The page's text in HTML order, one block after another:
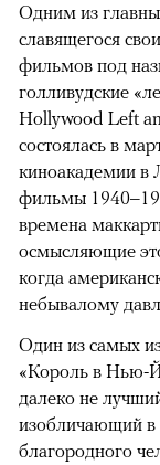
Одним из
славящегося
фильмов под
голливудские
Hollywood Left
состоялась в
киноакадемии в
фильмы
времена
осмысляющие
когда
небывалому
Один из самых
«Король в Нью-
далеко не
изобличающий в
благородного